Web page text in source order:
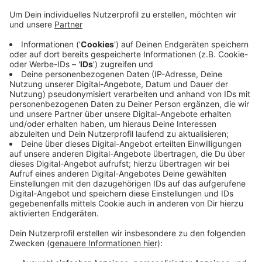
allem im Luisenviertel und in der Elberfelder
Nordstadt viele Bewohnerinnen und Bewohner und
auch die Gastronomen. Roeber ist
Sozialpädagoge. Der 34-Jährige lebt selbst in der
Nordstadt. Angestellt ist er beim Internationalen
Bund, dem Bildungsträger hatte die Stadt die
Aufgabe übertragen, einen Nachtbürgermeister zu
finden. Die SPD hatte gestern Kritik geäußert, sie
glaubt, Roeber gehöre zur Autonomen Szene, er
bestreitet das.
Veröffentlicht:Donnerstag, 17.08.2023 06:29
Anzeige